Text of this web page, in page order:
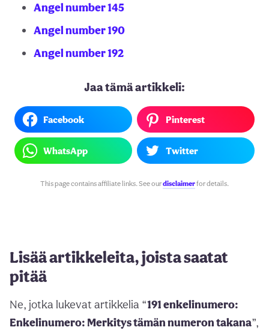
Angel number 145
Angel number 190
Angel number 192
Jaa tämä artikkeli:
Facebook Pinterest
WhatsApp Twitter
This page contains affiliate links. See ourdisclaimerfor details.
Lisää artikkeleita, joista saatat
pitää
Ne, jotka lukevat artikkelia “191 enkelinumero:
Enkelinumero: Merkitys tämän numeron takana”,